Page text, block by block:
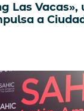
Las Vacas»,
a